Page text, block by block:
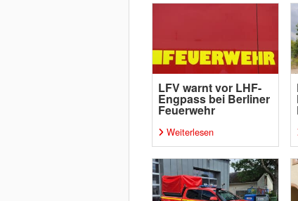
LFV warnt vor LHF-
Engpass bei Berliner
Feuerwehr
Weiterlesen